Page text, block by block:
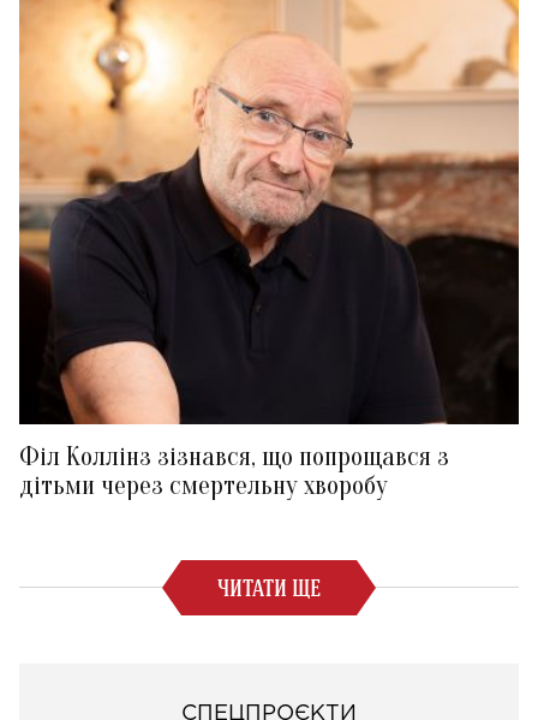
Філ Коллінз зізнався, що попрощався з
дітьми через смертельну хворобу
ЧИТАТИ ЩЕ
СПЕЦПРОЄКТИ